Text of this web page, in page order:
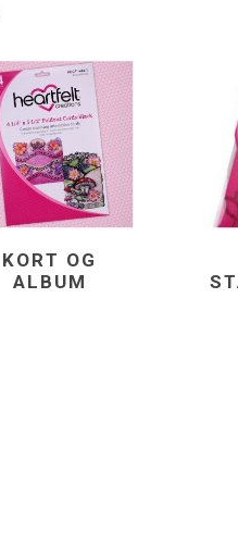
KORT OG
ALBUM